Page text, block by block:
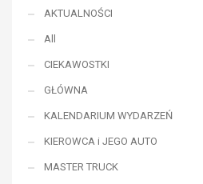
AKTUALNOŚCI
All
CIEKAWOSTKI
GŁÓWNA
KALENDARIUM WYDARZEŃ
KIEROWCA i JEGO AUTO
MASTER TRUCK